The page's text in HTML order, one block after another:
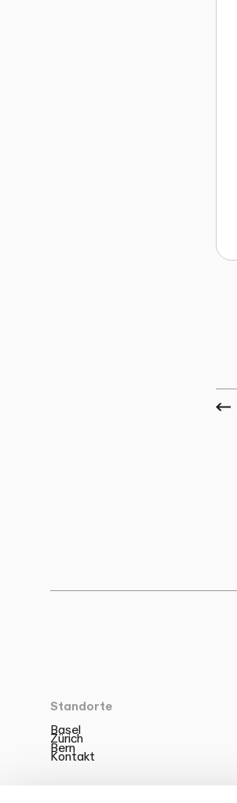
Standorte
Basel
Zürich
Bern
Kontakt